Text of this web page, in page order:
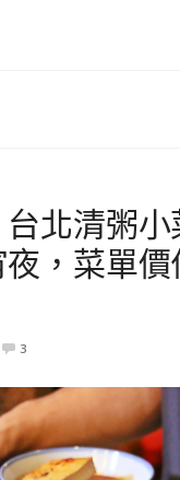
北清粥
，菜單
3